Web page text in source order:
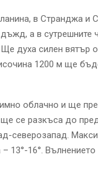
в Странджа и
а в сутрешните
духа силен вятър
1200 м ще
облачно и ще
се разкъса до
северозапад.
13°-16°.